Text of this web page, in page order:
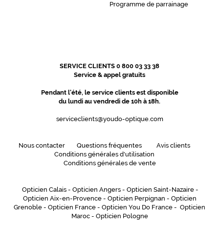
Programme de parrainage
SERVICE CLIENTS 0 800 03 33 38
Service & appel gratuits
Pendant l'été, le service clients est disponible
du lundi au vendredi de 10h à 18h.
serviceclients@youdo-optique.com
Nous contacter Questions fréquentes
Avis clients
Conditions générales d'utilisation
Conditions générales de vente
Opticien Calais - Opticien Angers - Opticien Saint-Nazaire -
Opticien Aix-en-Provence- Opticien Perpignan - Opticien
Grenoble - Opticien France - Opticien You Do France - Opticien
Maroc- Opticien Pologne